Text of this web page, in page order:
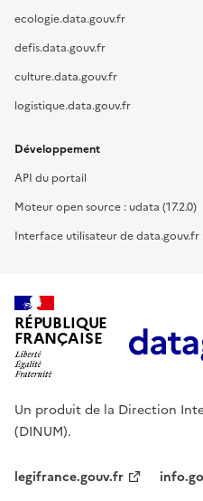
ecologie.data.gouv.fr
defis.data.gouv.fr
culture.data.gouv.fr
logistique.data.gouv.fr
Développement
API du portail
Moteur open source : udata (17.2.0)
Interface utilisateur de data.gouv.fr
RÉPUBLIQUE
FRANÇAISE
Un produit de la Direction
(DINUM).
legifrance.gouv.fr